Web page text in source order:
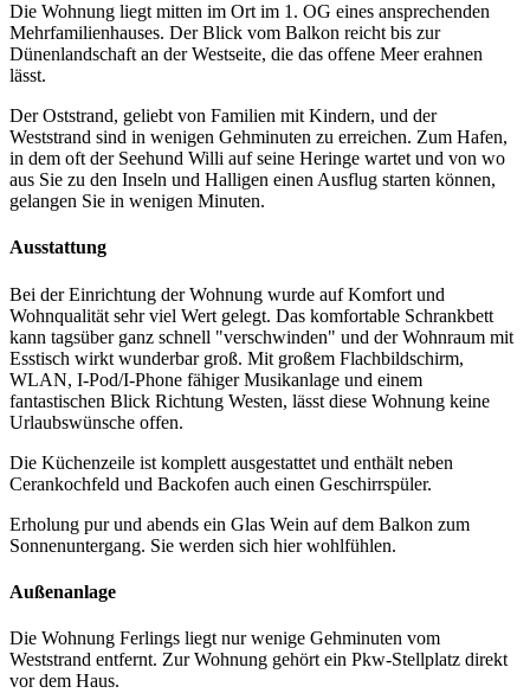
Die Wohnung liegt mitten im Ort im 1. OG eines ansprechenden
Mehrfamilienhauses. Der Blick vom Balkon reicht bis zur
Dünenlandschaft an der Westseite, die das offene Meer erahnen
lässt.
Der Oststrand, geliebt von Familien mit Kindern, und der
Weststrand sind in wenigen Gehminuten zu erreichen. Zum Hafen,
in dem oft der Seehund Willi auf seine Heringe wartet und von wo
aus Sie zu den Inseln und Halligen einen Ausflug starten können,
gelangen Sie in wenigen Minuten.
Ausstattung
Bei der Einrichtung der Wohnung wurde auf Komfort und
Wohnqualität sehr viel Wert gelegt. Das komfortable Schrankbett
kann tagsüber ganz schnell "verschwinden" und der Wohnraum mit
Esstisch wirkt wunderbar groß. Mit großem Flachbildschirm,
WLAN, I-Pod/I-Phone fähiger Musikanlage und einem
fantastischen Blick Richtung Westen, lässt diese Wohnung keine
Urlaubswünsche offen.
Die Küchenzeile ist komplett ausgestattet und enthält neben
Cerankochfeld und Backofen auch einen Geschirrspüler.
Erholung pur und abends ein Glas Wein auf dem Balkon zum
Sonnenuntergang. Sie werden sich hier wohlfühlen.
Außenanlage
Die Wohnung Ferlings liegt nur wenige Gehminuten vom
Weststrand entfernt. Zur Wohnung gehört ein Pkw-Stellplatz direkt
vor dem Haus.